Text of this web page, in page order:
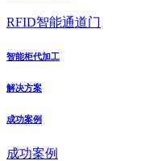
RFID智能通道门
智能柜代加工
解决方案
成功案例
成功案例